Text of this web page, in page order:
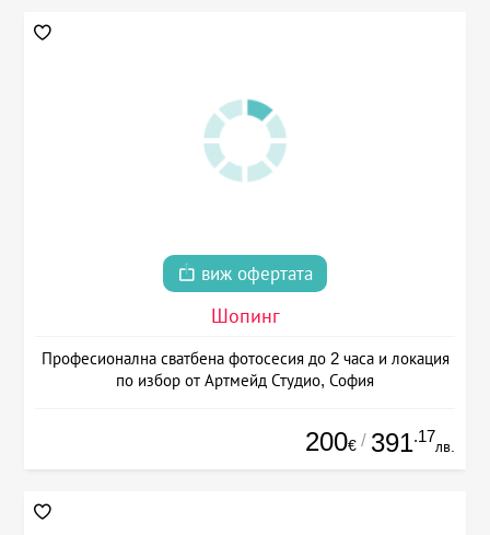
виж офертата
Шопинг
Професионална сватбена фотосесия до 2 часа и локация
по избор от Артмейд Студио, София
200€ / 391.17
лв.